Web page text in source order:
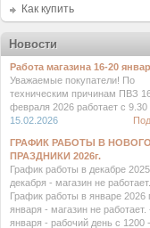
Как купить
Новости
Работа магазина 16-20
Уважаемые покупатели! По
техническим причинам ПВЗ
февраля 2026 работает с 9.30
15.02.2026
ГРАФИК РАБОТЫ В
ПРАЗДНИКИ 2026г.
График работы в декабре 2025
декабря - магазин не работает.
График работы в январе 2026
января - магазин не работает.
января - рабочий день с 1200